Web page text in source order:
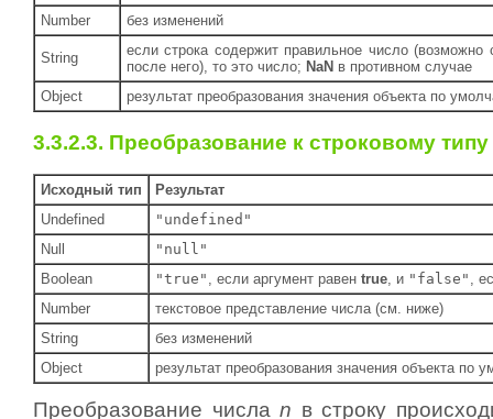
Number
без изменений
String
если строка содержит правильное число
после него), то это число; NaN в противном случае
Object
результат преобразования значения объекта по
3.3.2.3. Преобразование к строковому типу
Исходный тип
Результат
Undefined
"undefined"
Null
"null"
Boolean
"true" , если аргумент равен true, и "false" ,
Number
текстовое представление числа (см. ниже)
String
без изменений
Object
результат преобразования значения объекта по
Преобразование числаn в строку